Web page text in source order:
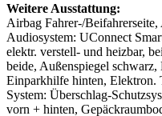
Weitere Ausstattung:
Airbag Fahrer-/
Audiosystem: UConnect
elektr. verstell- und heizbar,
beide, Außenspiegel
Einparkhilfe hinten, Elektron.
System: Überschlag-
vorn + hinten,